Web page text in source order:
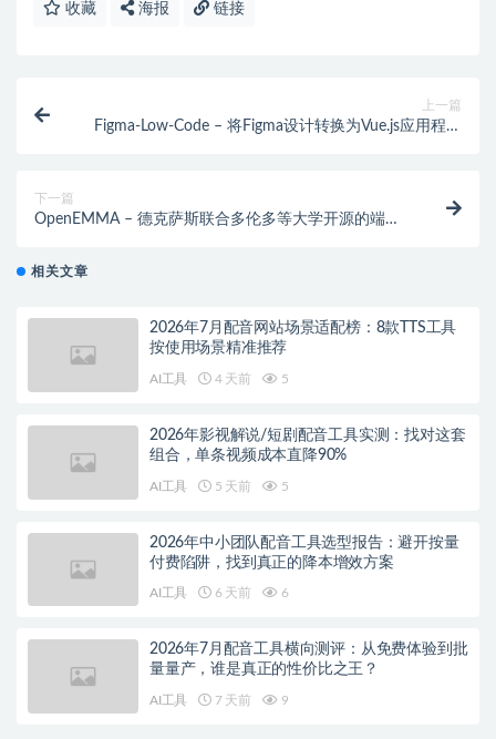
收藏 海报 链接
上一篇
Figma-Low-Code – 将Figma设计转换为Vue.js应用程序
下一篇
OpenEMMA – 德克萨斯联合多伦多等大学开源的端到
相关文章
2026年7月配音网站场景适配榜：8款TTS工具
按使用场景精准推荐
AI工具 4 天前 5
2026年影视解说/短剧配音工具实测：找对这套
组合，单条视频成本直降90%
AI工具 5 天前 5
2026年中小团队配音工具选型报告：避开按量
付费陷阱，找到真正的降本增效方案
AI工具 6 天前 6
2026年7月配音工具横向测评：从免费体验到批
量量产，谁是真正的性价比之王？
AI工具 7 天前 9